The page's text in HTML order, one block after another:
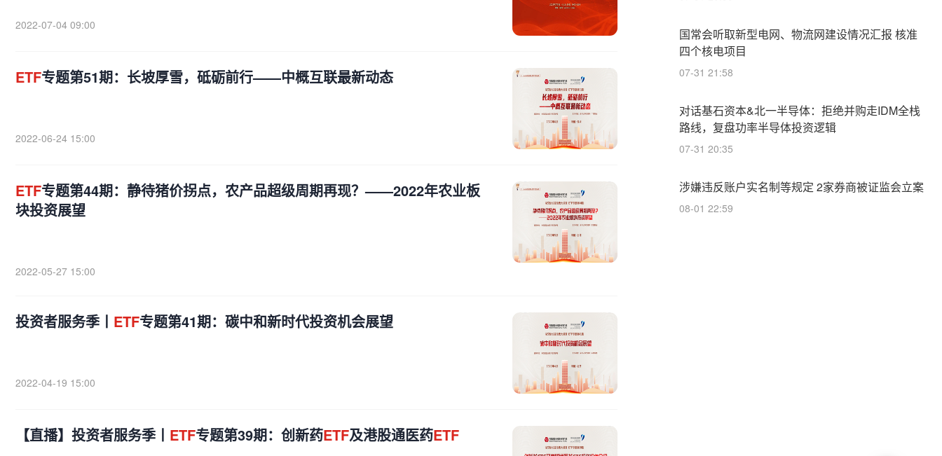
2022-07-04 09:00
ETF专题第51期：长坡厚雪，砥砺前行——中概互联最新动态
2022-06-24 15:00
ETF专题第44期：静待猪价拐点，农产品超级周期再现？——2022年农业板
块投资展望
2022-05-27 15:00
投资者服务季丨 ETF专题第41期：碳中和新时代投资机会展望
2022-04-19 15:00
【直播】投资者服务季丨 ETF专题第39期：创新药ETF及港股通医药ETF
国常会听取新型电网、物流网建设情况汇报 核准
四个核电项目
07-31 21:58
对话基石资本&北一半导体：拒绝并购走IDM全栈
路线，复盘功率半导体投资逻辑
07-31 20:35
涉嫌违反账户实名制等规定 2家券商被证监会立案
08-01 22:59